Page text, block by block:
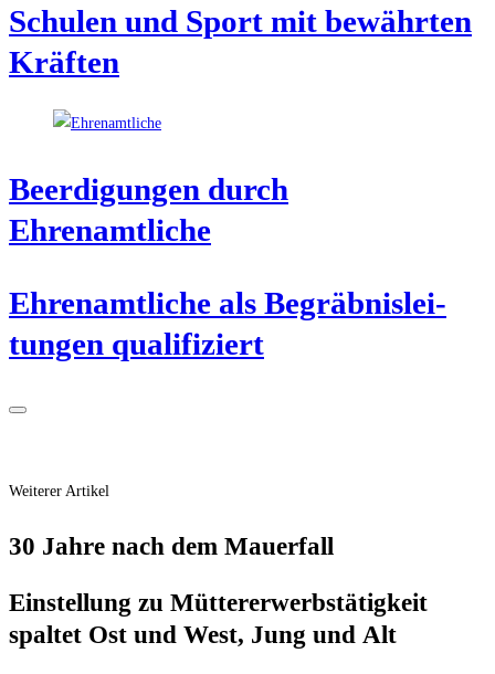
Schu­len und Sport mit bewähr­ten
Kräften
Beer­di­gun­gen durch
Ehrenamtliche
Ehren­amt­li­che als Begräb­nis­lei­
tun­gen qualifiziert
Weiterer Artikel
30 Jah­re nach dem Mauerfall
Ein­stel­lung zu Müt­ter­er­werbs­tä­tig­keit
spal­tet Ost und West, Jung und Alt